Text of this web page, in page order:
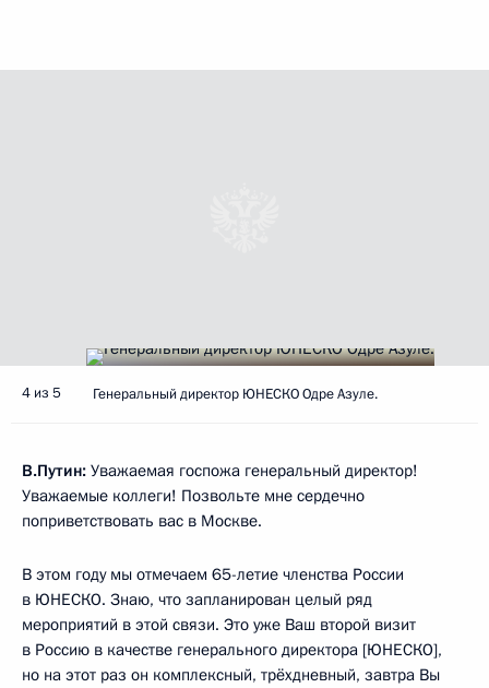
4 из 5 Генеральный директор ЮНЕСКО Одре Азуле.
В.Путин: Уважаемая госпожа генеральный директор!
Уважаемые коллеги! Позвольте мне сердечно
поприветствовать вас в Москве.
В этом году мы отмечаем 65-летие членства России
в ЮНЕСКО. Знаю, что запланирован целый ряд
мероприятий в этой связи. Это уже Ваш второй визит
в Россию в качестве генерального директора [ЮНЕСКО],
но на этот раз он комплексный, трёхдневный, завтра Вы